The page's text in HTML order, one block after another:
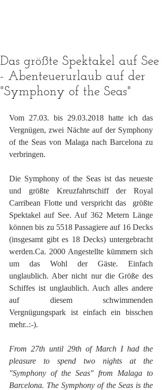
Das größte Spektakel auf See
- Abenteuerurlaub auf der
"Symphony of the Seas"
Vom 27.03. bis 29.03.2018 hatte ich das
Vergnügen, zwei Nächte auf der Symphony
of the Seas von Malaga nach Barcelona zu
verbringen.
Die Symphony of the Seas ist das neueste
und größte Kreuzfahrtschiff der Royal
Carribean Flotte und verspricht das  größte
Spektakel auf See. Auf 362 Metern Länge
können bis zu 5518 Passagiere auf 16 Decks
(insgesamt gibt es 18 Decks) untergebracht
werden.Ca. 2000 Angestellte kümmern sich
um das Wohl der Gäste. Einfach
unglaublich. Aber nicht nur die Größe des
Schiffes ist unglaublich. Auch alles andere
auf diesem schwimmenden
Vergnügungspark ist einfach ein bisschen
mehr..:-).
From 27th until 29th of March I had the
pleasure to spend two nights at the
"Symphony of the Seas" from Malaga to
Barcelona. The Symphony of the Seas is the